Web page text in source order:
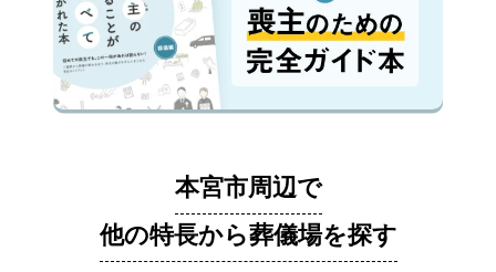
本宮市周辺で
他の特長から葬儀場を探す